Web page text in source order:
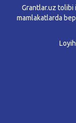
Grantlar.uz tolibi
mamlakatlarda